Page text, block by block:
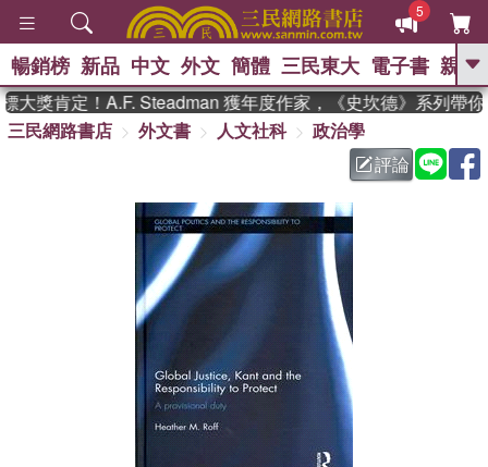
5
GO
熱搜： 東野圭吾 、 高希均教授回憶錄
父親節 、 如果歷
暑期推薦 、 國際布克
獎 臺灣漫遊錄 、 方念華
登輝時代 、 數學女孩：黎曼猜想
偉大的迷走神經
暢銷榜 新品 中文 外文 簡體 三民東大 電子書 親子
獎肯定！A.F. Steadman 獲年度作家，《史坎德》系列帶你
三民網路書店
外文書 人文社科
政治學
評論